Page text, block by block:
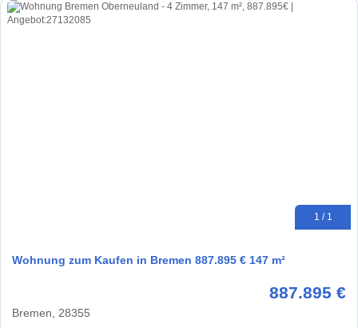
1 / 1
Wohnung zum Kaufen in Bremen 887.895 € 147 m²
887.895 €
Bremen, 28355